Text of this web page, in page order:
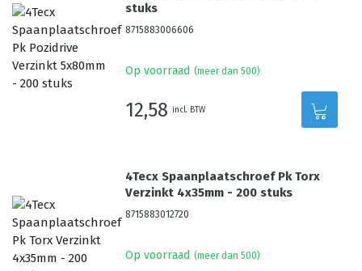
stuks
8715883006606
Op voorraad (meer dan 500)
12,58 incl. BTW
4Tecx Spaanplaatschroef Pk Torx
Verzinkt 4x35mm - 200 stuks
8715883012720
Op voorraad (meer dan 500)